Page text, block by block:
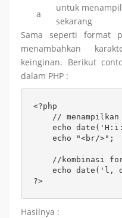
a
untuk
sekarang
Sama seperti format
menambahkan
keinginan. Berikut
dalam PHP :
<?php
// menampilkan
echo
    echo "<br/>";
//kombinasi
echo date('l,
?>
Hasilnya :